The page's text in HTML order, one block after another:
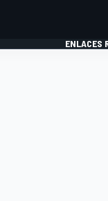
ENLACES